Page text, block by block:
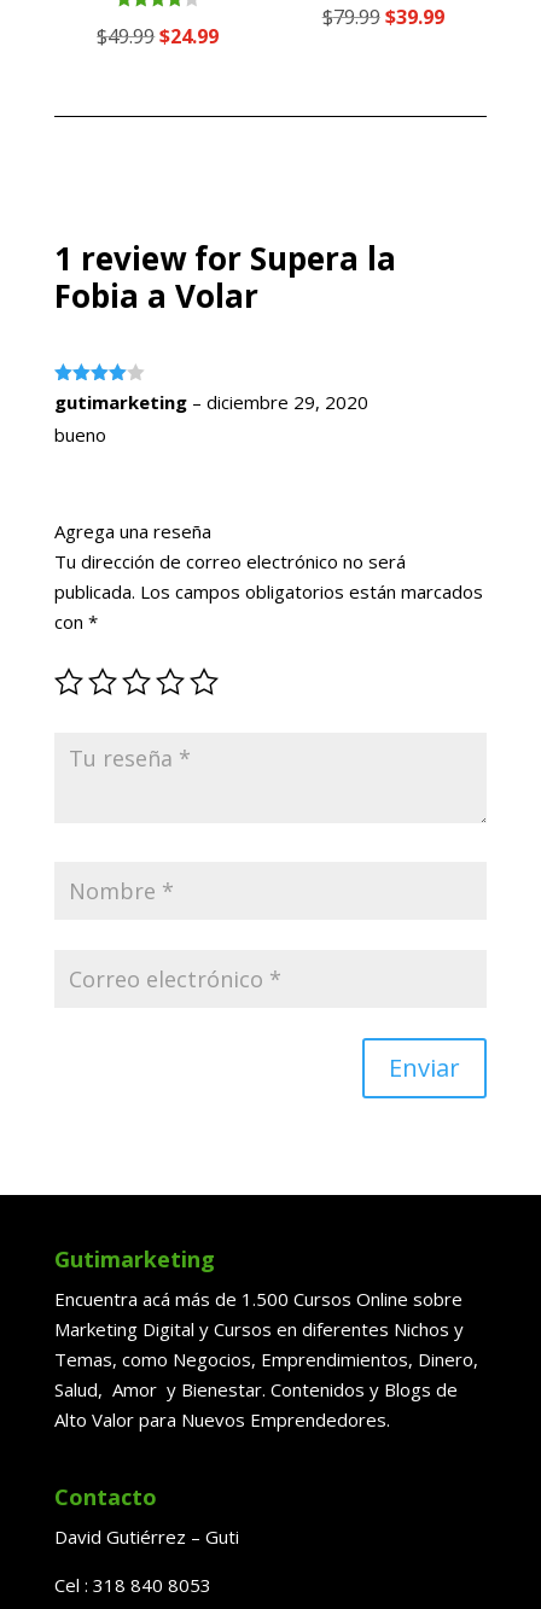
con
$49.99El
$24.99El
con
$79.99El
era:
$39.99El
es:
1 review for Supera la
Fobia a Volar
Valorado
con4de
5
gutimarketing – diciembre 29, 2020
bueno
Agrega una reseña
Tu dirección de correo electrónico no será
publicada. Los campos obligatorios están marcados
con *
Enviar
Gutimarketing
Encuentra acá más de 1.500 Cursos Online sobre
Marketing Digital y Cursos en diferentes Nichos y
Temas, como Negocios, Emprendimientos, Dinero,
Salud, Amor y Bienestar. Contenidos y Blogs de
Alto Valor para Nuevos Emprendedores.
Contacto
David Gutiérrez – Guti
Cel : 318 840 8053